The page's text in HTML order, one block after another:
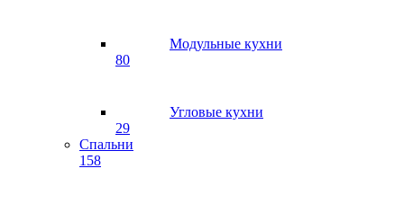
Модульные кухни
80
Угловые кухни
29
Спальни
158